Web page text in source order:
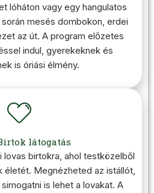
lóháton vagy egy hangulatos
mesés dombokon, erdei
az út. A program előzetes
indul, gyerekeknek és
is óriási élmény.
látogatás
lovas birtokra, ahol testközelből
életét. Megnézheted az istállót,
is lehet a lovakat. A